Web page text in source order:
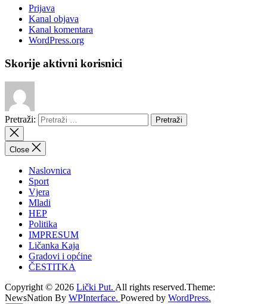
Prijava
Kanal objava
Kanal komentara
WordPress.org
Skorije aktivni korisnici
Pretraži:
Close
Naslovnica
Sport
Vjera
Mladi
HEP
Politika
IMPRESUM
Ličanka Kaja
Gradovi i općine
ČESTITKA
Copyright © 2026 Lički Put. All rights reserved.Theme:
NewsNation By WPInterface. Powered by WordPress.